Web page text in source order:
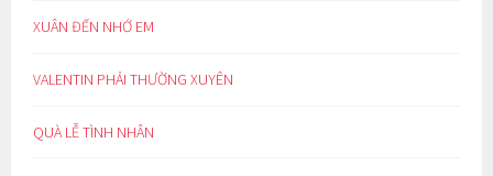
XUÂN ĐẾN NHỚ EM
VALENTIN PHẢI THƯỜNG XUYÊN
QUÀ LỄ TÌNH NHÂN